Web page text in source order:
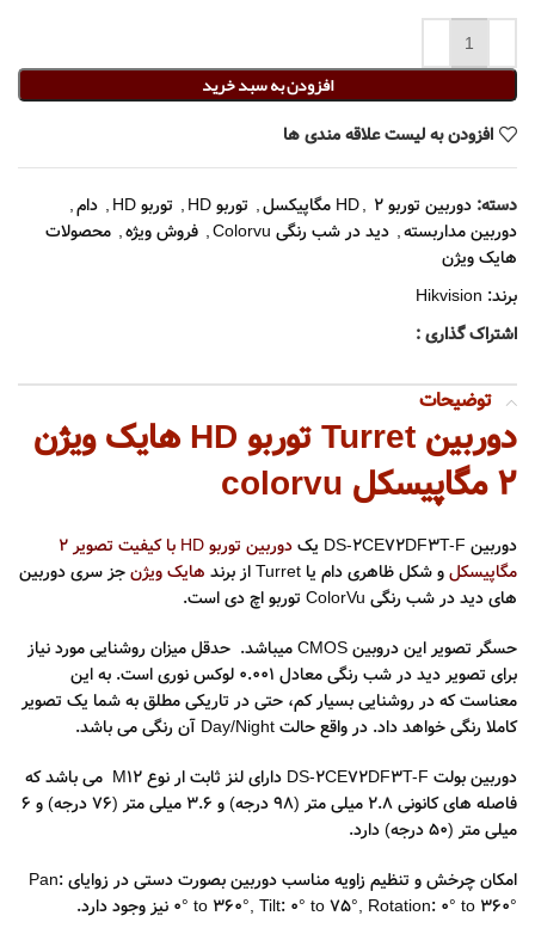
افزودن به سبد خرید
افزودن به لیست علاقه مندی ها
دسته: دوربین توربو HD , 2 مگاپیکسل , توربو HD , توربو HD , دام,
دوربین مداربسته, دید در شب رنگی Colorvu , فروش ویژه, محصولات
هایک ویژن
برند: Hikvision
اشتراک گذاری :
توضیحات
دوربین Turret توربو HD هایک ویژن
2 مگاپیسکل colorvu
دوربین DS-2CE72DF3T-F یک
دوربین توربو HD با کیفیت تصویر 2
مگاپیسکلو شکل ظاهری دام یا Turret از برند هایک ویژنجز سری دوربین
های دید در شب رنگی ColorVu توربو اچ دی است.
حسگر تصویر این دروبین CMOS میباشد. حدقل میزان روشنایی مورد نیاز
برای تصویر دید در شب رنگی معادل 0.001 لوکس نوری است. به این
معناست که در روشنایی بسیار کم، حتی در تاریکی مطلق به شما یک تصویر
کاملا رنگی خواهد داد. در واقع حالت Day/Night آن رنگی می باشد.
دوربین بولت DS-2CE72DF3T-F دارای لنز ثابت ار نوع M12 می باشد که
فاصله های کانونی 2.8 میلی متر (98 درجه) و 3.6 میلی متر (76 درجه) و 6
میلی متر (50 درجه) دارد.
امکان چرخش و تنظیم زاویه مناسب دوربین بصورت دستی در زوایای Pan:
0° to 360°, Tilt: 0° to 75°, Rotation: 0° to 360° نیز وجود دارد.